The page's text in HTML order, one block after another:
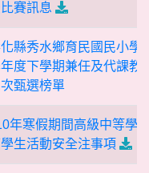
賽訊息
縣秀水鄉育民國民小學
度下學期兼任及代課教
甄選榜單
年寒假期間高級中等學
生活動安全注事項